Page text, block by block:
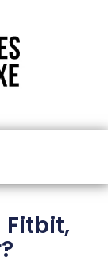
Fitbit,